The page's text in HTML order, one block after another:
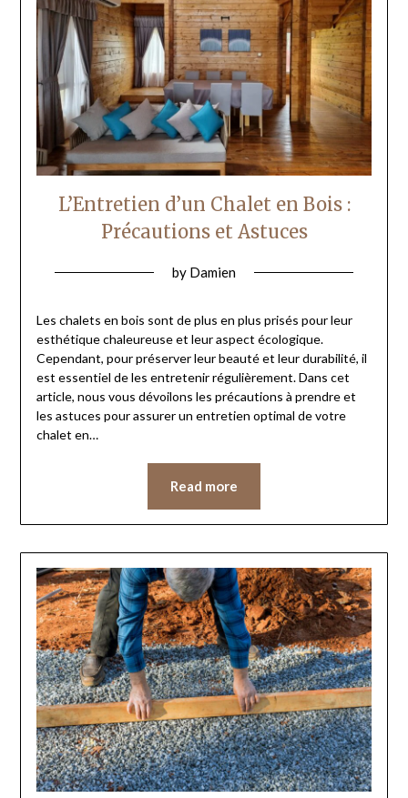
L’Entretien d’un Chalet en Bois :
Précautions et Astuces
by Damien
Les chalets en bois sont de plus en plus prisés pour leur
esthétique chaleureuse et leur aspect écologique.
Cependant, pour préserver leur beauté et leur durabilité, il
est essentiel de les entretenir régulièrement. Dans cet
article, nous vous dévoilons les précautions à prendre et
les astuces pour assurer un entretien optimal de votre
chalet en…
Read more